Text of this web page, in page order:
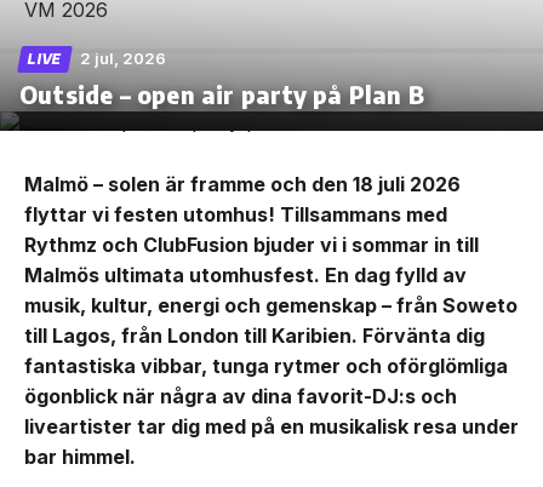
LIVE 2 jul, 2026
Outside – open air party på Plan B
Malmö – solen är framme och den 18 juli 2026
flyttar vi festen utomhus! Tillsammans med
Rythmz och ClubFusion bjuder vi i sommar in till
Malmös ultimata utomhusfest. En dag fylld av
musik, kultur, energi och gemenskap – från Soweto
till Lagos, från London till Karibien. Förvänta dig
fantastiska vibbar, tunga rytmer och oförglömliga
ögonblick när några av dina favorit-DJ:s och
liveartister tar dig med på en musikalisk resa under
bar himmel.